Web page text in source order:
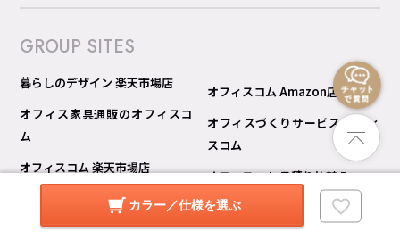
カラー／仕様を選ぶ
GROUP SITES
暮らしのデザイン 楽天市場店
オフィス家具通販のオフィスコ
ム
オフィスコム 楽天市場店
オフィスコム Yahoo!ショッピン
グ店
オフィスコム Amazon店
オフィスづくりサービス オフィ
スコム
オフィスコム 見積り比較 Pro